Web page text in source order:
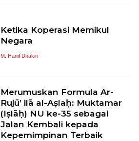
Ketika Koperasi Memikul
Negara
M. Hanif Dhakiri
Merumuskan Formula Ar-
Rujū’ ilā al-Aṣlaḥ: Muktamar
(Iṣlāḥ) NU ke-35 sebagai
Jalan Kembali kepada
Kepemimpinan Terbaik